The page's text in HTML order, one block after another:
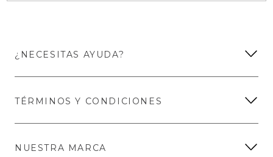
¿NECESITAS AYUDA?
TÉRMINOS Y CONDICIONES
NUESTRA MARCA